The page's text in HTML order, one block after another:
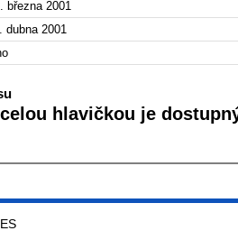
března 2001
dubna 2001
hlavičkou je